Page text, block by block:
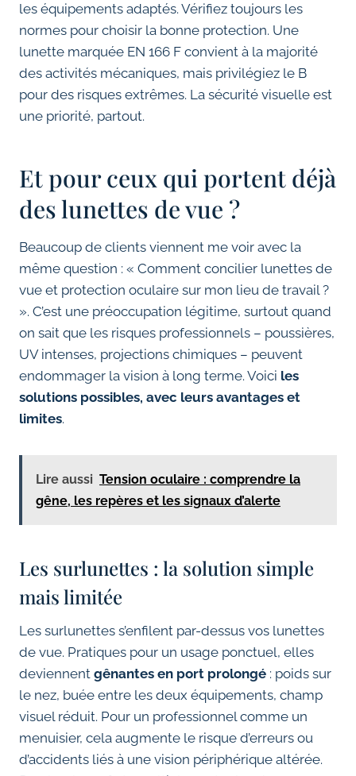
les équipements adaptés. Vérifiez toujours les
normes pour choisir la bonne protection. Une
lunette marquée EN 166 F convient à la majorité
des activités mécaniques, mais privilégiez le B
pour des risques extrêmes. La sécurité visuelle est
une priorité, partout.
Et pour ceux qui portent déjà
des lunettes de vue ?
Beaucoup de clients viennent me voir avec la
même question : « Comment concilier lunettes de
vue et protection oculaire sur mon lieu de travail ?
». C’est une préoccupation légitime, surtout quand
on sait que les risques professionnels – poussières,
UV intenses, projections chimiques – peuvent
endommager la vision à long terme. Voici les
solutions possibles, avec leurs avantages et
limites.
Lire aussi Tension oculaire : comprendre la
gêne, les repères et les signaux d’alerte
Les surlunettes : la solution simple
mais limitée
Les surlunettes s’enfilent par-dessus vos lunettes
de vue. Pratiques pour un usage ponctuel, elles
deviennent gênantes en port prolongé : poids sur
le nez, buée entre les deux équipements, champ
visuel réduit. Pour un professionnel comme un
menuisier, cela augmente le risque d’erreurs ou
d’accidents liés à une vision périphérique altérée.